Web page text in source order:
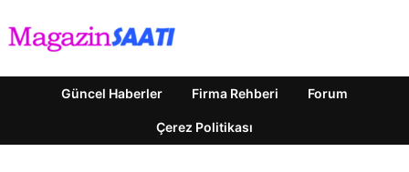
Güncel Haberler Firma Rehberi Forum
Çerez Politikası